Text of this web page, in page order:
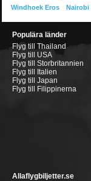
Windhoek Eros Nairobi
Populära länder
Flyg till Thailand
Flyg till USA
Flyg till Storbritannien
Flyg till Italien
Flyg till Japan
Flyg till Filippinerna
Allaflygbiljetter.se